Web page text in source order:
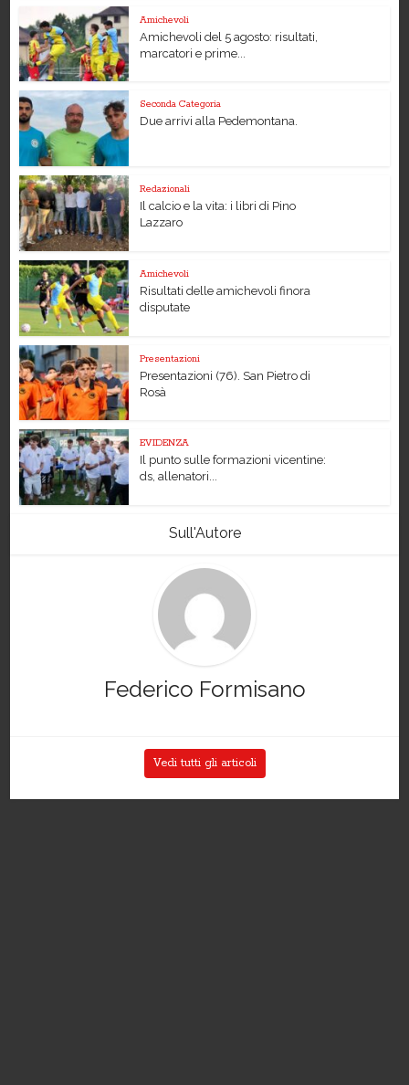
Amichevoli
Amichevoli del 5 agosto: risultati,
marcatori e prime...
Seconda Categoria
Due arrivi alla Pedemontana.
Redazionali
Il calcio e la vita: i libri di Pino
Lazzaro
Amichevoli
Risultati delle amichevoli finora
disputate
Presentazioni
Presentazioni (76). San Pietro di
Rosà
EVIDENZA
Il punto sulle formazioni vicentine:
ds, allenatori...
Sull'Autore
Federico Formisano
Vedi tutti gli articoli